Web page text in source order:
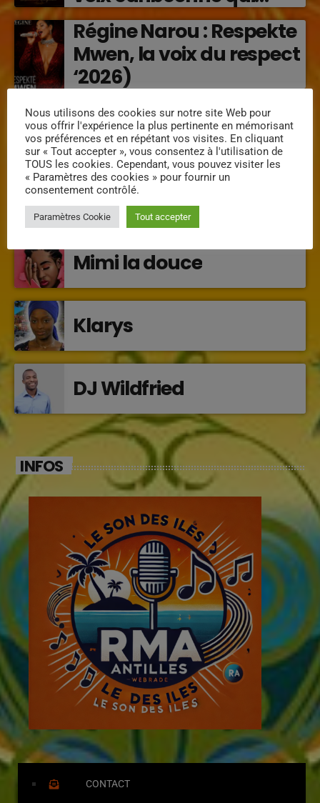
transforme les émotions
en musique (2026)
Régine Narou : Respekte
Mwen, la voix du respect
‘2026)
« Lanmou Nou » (2026) :
la rencontre vibrante
entre Victor O et
Jocelyne Béroard
INTERVENANTS
Mimi la douce
Klarys
DJ Wildfried
INFOS
CONTACT
Nous utilisons des cookies sur notre site Web pour
vous offrir l'expérience la plus pertinente en mémorisant
vos préférences et en répétant vos visites. En cliquant
sur « Tout accepter », vous consentez à l'utilisation de
TOUS les cookies. Cependant, vous pouvez visiter les
« Paramètres des cookies » pour fournir un
consentement contrôlé.
Paramètres Cookie Tout accepter